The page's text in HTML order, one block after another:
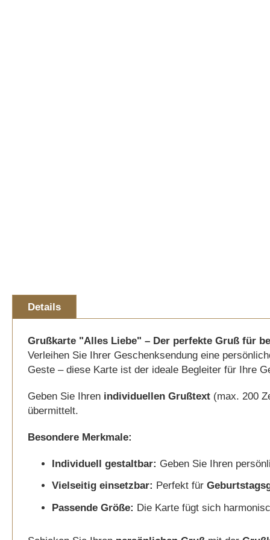
Details
Grußkarte "Alles Liebe" – Der perfekte Gruß für
Verleihen Sie Ihrer Geschenksendung eine
Geste – diese Karte ist der ideale Begleiter für Ihre
Geben Sie Ihren individuellen Grußtext (max. 200
übermittelt.
Besondere Merkmale:
Individuell gestaltbar: Geben Sie Ihren
Vielseitig einsetzbar: Perfekt für
Passende Größe: Die Karte fügt sich